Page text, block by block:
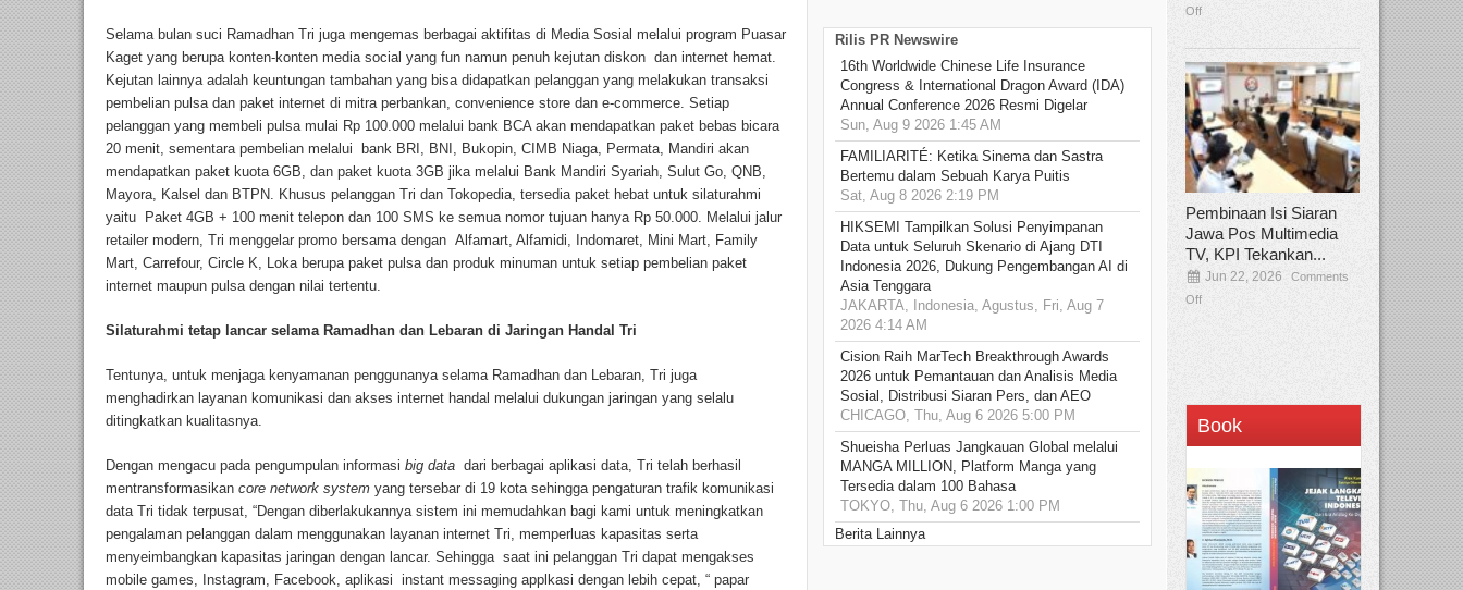
Selama bulan suci Ramadhan Tri juga mengemas berbagai aktifitas di Media Sosial melalui program Puasar
Kaget yang berupa konten-konten media social yang fun namun penuh kejutan diskon dan internet hemat.
Kejutan lainnya adalah keuntungan tambahan yang bisa didapatkan pelanggan yang melakukan transaksi
pembelian pulsa dan paket internet di mitra perbankan, convenience store dan e-commerce. Setiap
pelanggan yang membeli pulsa mulai Rp 100.000 melalui bank BCA akan mendapatkan paket bebas bicara
20 menit, sementara pembelian melalui bank BRI, BNI, Bukopin, CIMB Niaga, Permata, Mandiri akan
mendapatkan paket kuota 6GB, dan paket kuota 3GB jika melalui Bank Mandiri Syariah, Sulut Go, QNB,
Mayora, Kalsel dan BTPN. Khusus pelanggan Tri dan Tokopedia, tersedia paket hebat untuk silaturahmi
yaitu Paket 4GB + 100 menit telepon dan 100 SMS ke semua nomor tujuan hanya Rp 50.000. Melalui jalur
retailer modern, Tri menggelar promo bersama dengan Alfamart, Alfamidi, Indomaret, Mini Mart, Family
Mart, Carrefour, Circle K, Loka berupa paket pulsa dan produk minuman untuk setiap pembelian paket
internet maupun pulsa dengan nilai tertentu.
Silaturahmi tetap lancar selama Ramadhan dan Lebaran di Jaringan Handal Tri
Tentunya, untuk menjaga kenyamanan penggunanya selama Ramadhan dan Lebaran, Tri juga
menghadirkan layanan komunikasi dan akses internet handal melalui dukungan jaringan yang selalu
ditingkatkan kualitasnya.
Dengan mengacu pada pengumpulan informasi big data dari berbagai aplikasi data, Tri telah berhasil
mentransformasikan core network system yang tersebar di 19 kota sehingga pengaturan trafik komunikasi
data Tri tidak terpusat, “Dengan diberlakukannya sistem ini memudahkan bagi kami untuk meningkatkan
pengalaman pelanggan dalam menggunakan layanan internet Tri, memperluas kapasitas serta
menyeimbangkan kapasitas jaringan dengan lancar. Sehingga saat ini pelanggan Tri dapat mengakses
mobile games, Instagram, Facebook, aplikasi instant messaging applkasi dengan lebih cepat, “ papar
Rilis PR Newswire
16th Worldwide Chinese Life Insurance
Congress & International Dragon Award (IDA)
Annual Conference 2026 Resmi Digelar
Sun, Aug 9 2026 1:45 AM
FAMILIARITÉ: Ketika Sinema dan Sastra
Bertemu dalam Sebuah Karya Puitis
Sat, Aug 8 2026 2:19 PM
HIKSEMI Tampilkan Solusi Penyimpanan
Data untuk Seluruh Skenario di Ajang DTI
Indonesia 2026, Dukung Pengembangan AI di
Asia Tenggara
JAKARTA, Indonesia, Agustus, Fri, Aug 7
2026 4:14 AM
Cision Raih MarTech Breakthrough Awards
2026 untuk Pemantauan dan Analisis Media
Sosial, Distribusi Siaran Pers, dan AEO
CHICAGO, Thu, Aug 6 2026 5:00 PM
Shueisha Perluas Jangkauan Global melalui
MANGA MILLION, Platform Manga yang
Tersedia dalam 100 Bahasa
TOKYO, Thu, Aug 6 2026 1:00 PM
Berita Lainnya
Off
Pembinaan Isi Siaran
Jawa Pos Multimedia
TV, KPI Tekankan...
Jun 22, 2026
Comments
Off
Book